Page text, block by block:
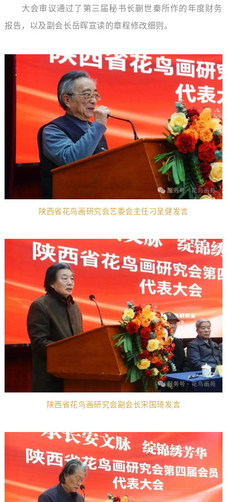
大会审议通过了第三届秘书长蒯世秦所作的年度财务
报告，以及副会长岳晖宣读的章程修改细则。
陕西省花鸟画研究会艺委会主任刁呈健发言
陕西省花鸟画研究会副会长宋国琦发言